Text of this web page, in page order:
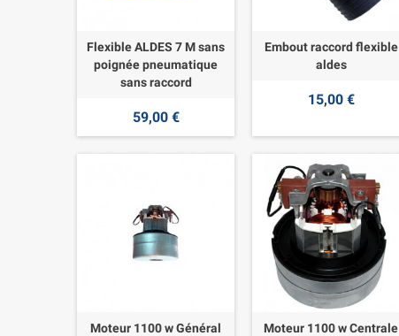
Flexible ALDES 7 M sans
poignée pneumatique
sans raccord
59,00 €
Embout raccord flexible
aldes
15,00 €
Moteur 1100 w Général
Moteur 1100 w Centrale